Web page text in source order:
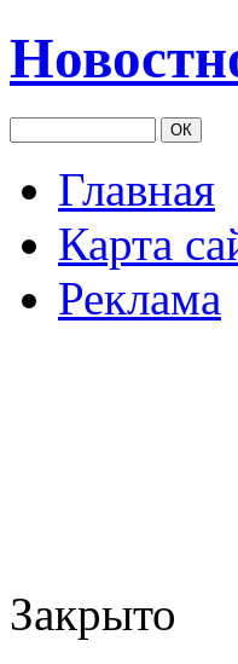
Главная
Карта
Реклама
Закрыто